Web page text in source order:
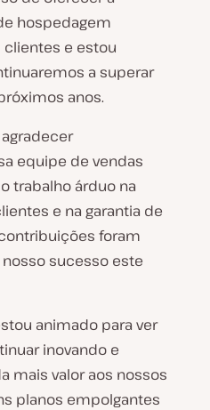
hospedagem
clientes e estou
a superar
anos.
equipe de vendas
trabalho árduo na
e na garantia de
foram
sucesso este
animado para ver
inovando e
mais valor aos nossos
planos empolgantes